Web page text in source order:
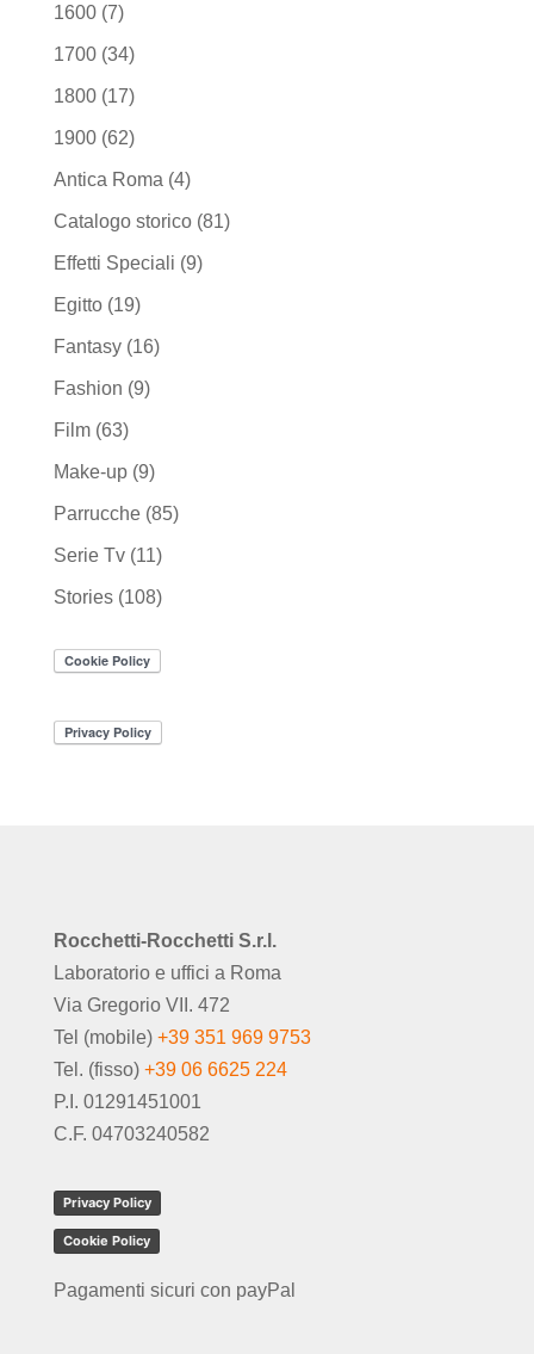
1600(7)
1700(34)
1800(17)
1900(62)
Antica Roma (4)
Catalogo storico(81)
Effetti Speciali (9)
Egitto(19)
Fantasy(16)
Fashion (9)
Film(63)
Make-up(9)
Parrucche(85)
Serie Tv(11)
Stories(108)
Rocchetti-Rocchetti S.r.l.
Laboratorio e uffici a Roma
Via Gregorio VII. 472
Tel (mobile) +39 351 969 9753
Tel. (fisso) +39 06 6625 224
P.I. 01291451001
C.F. 04703240582
Privacy Policy
Cookie Policy
Pagamenti sicuri con payPal